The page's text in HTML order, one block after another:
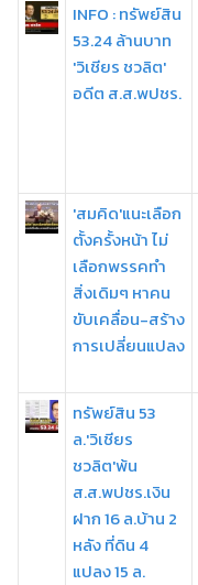
INFO : ทรัพย์สิน
53.24 ล้านบาท
'วิเชียร ชวลิต'
อดีต ส.ส.พปชร.
'สมคิด'แนะเลือก
ตั้งครั้งหน้า ไม่
เลือกพรรคทำ
สิ่งเดิมๆ หาคน
ขับเคลื่อน-สร้าง
การเปลี่ยนแปลง
ทรัพย์สิน 53
ล.'วิเชียร
ชวลิต'พ้น
ส.ส.พปชร.เงิน
ฝาก 16 ล.บ้าน 2
หลัง ที่ดิน 4
แปลง 15 ล.